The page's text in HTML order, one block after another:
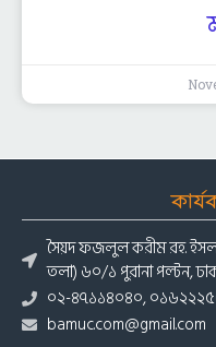
সৈয়দ ফজলুল করীম রহ.
তলা) ৬০/১ পুরানা পল্টন,
০২-৪৭১১৪০৪০,
bamuc.com@gmail.com